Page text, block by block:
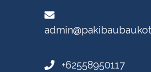
+62558950117